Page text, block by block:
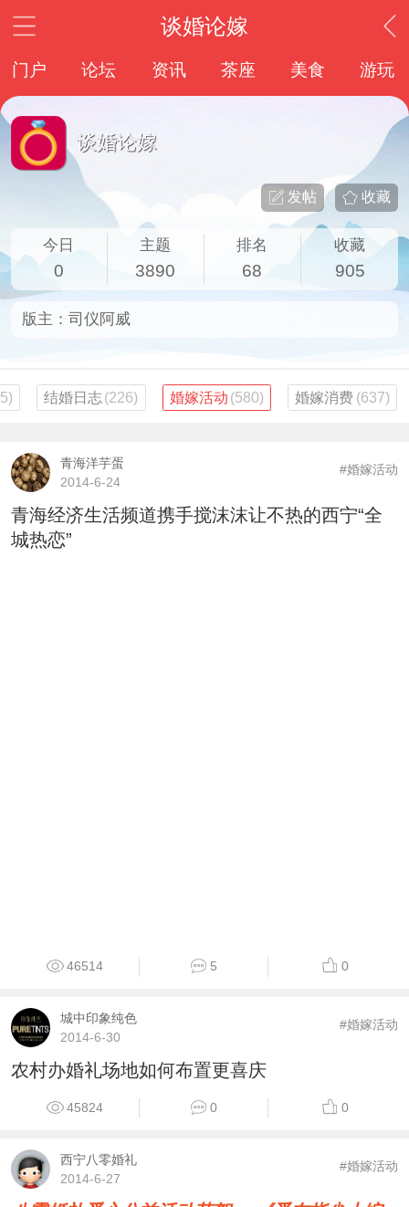
谈婚论嫁
门户 论坛 资讯 茶座 美食 游玩
谈婚论嫁
收藏
发帖
今日
0
主题
3890
排名
68
收藏
905
版主： 司仪阿威
结婚日志(226) 婚嫁活动 (580) 婚嫁消费 (637)
青海洋芋蛋
2014-6-24
#婚嫁活动
青海经济生活频道携手搅沫沫让不热的西宁“全
城热恋”
46514 5 0
城中印象纯色
2014-6-30
#婚嫁活动
农村办婚礼场地如何布置更喜庆
45824 0 0
西宁八零婚礼
2014-6-27
#婚嫁活动